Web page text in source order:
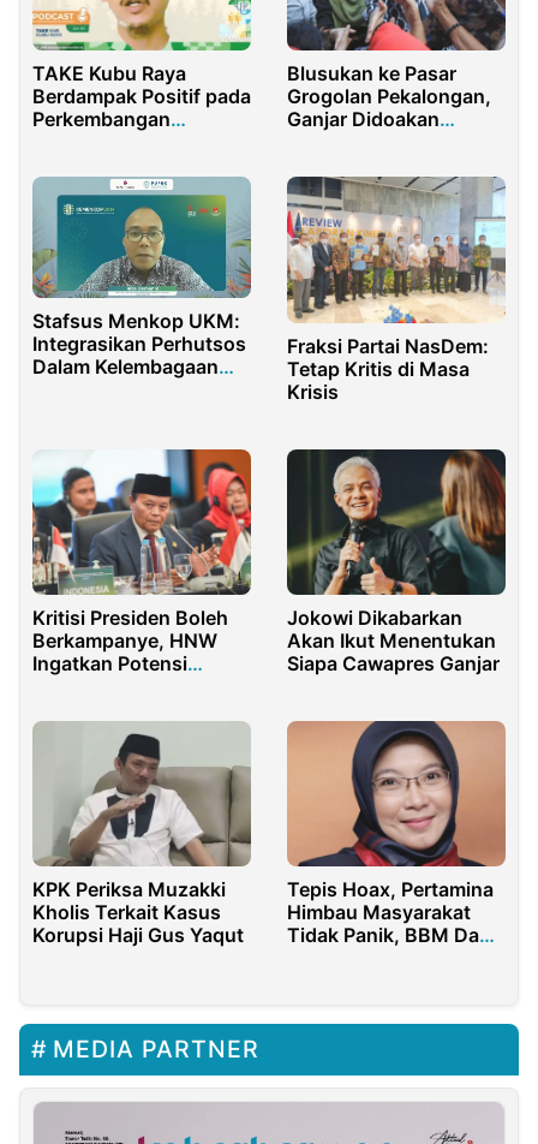
TAKE Kubu Raya
Berdampak Positif pada
Perkembangan
Blusukan ke Pasar
Grogolan Pekalongan,
Ganjar Didoakan
Stafsus Menkop UKM:
Integrasikan Perhutsos
Dalam Kelembagaan
Fraksi Partai NasDem:
Tetap Kritis di Masa
Krisis
Kritisi Presiden Boleh
Berkampanye, HNW
Ingatkan Potensi
Jokowi Dikabarkan
Akan Ikut Menentukan
Siapa Cawapres Ganjar
KPK Periksa Muzakki
Kholis Terkait Kasus
Korupsi Haji Gus Yaqut
Tepis Hoax, Pertamina
Himbau Masyarakat
Tidak Panik, BBM Dan
MEDIA PARTNER